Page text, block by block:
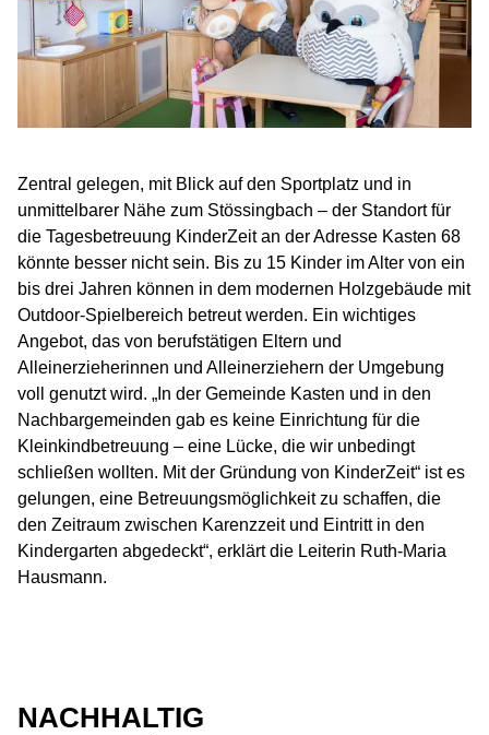
Zentral gelegen, mit Blick auf den Sportplatz und in
unmittelbarer Nähe zum Stössingbach – der Standort für
die Tagesbetreuung KinderZeit an der Adresse Kasten 68
könnte besser nicht sein. Bis zu 15 Kinder im Alter von ein
bis drei Jahren können in dem modernen Holzgebäude mit
Outdoor-Spielbereich betreut werden. Ein wichtiges
Angebot, das von berufstätigen Eltern und
Alleinerzieherinnen und Alleinerziehern der Umgebung
voll genutzt wird. „In der Gemeinde Kasten und in den
Nachbargemeinden gab es keine Einrichtung für die
Kleinkindbetreuung – eine Lücke, die wir unbedingt
schließen wollten. Mit der Gründung von KinderZeit“ ist es
gelungen, eine Betreuungsmöglichkeit zu schaffen, die
den Zeitraum zwischen Karenzzeit und Eintritt in den
Kindergarten abgedeckt“, erklärt die Leiterin Ruth-Maria
Hausmann.
NACHHALTIG